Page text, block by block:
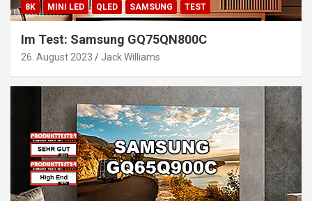
8K MINI LED QLED SAMSUNG TEST
Im Test: Samsung GQ75QN800C
26. August 2023 Jack Williams